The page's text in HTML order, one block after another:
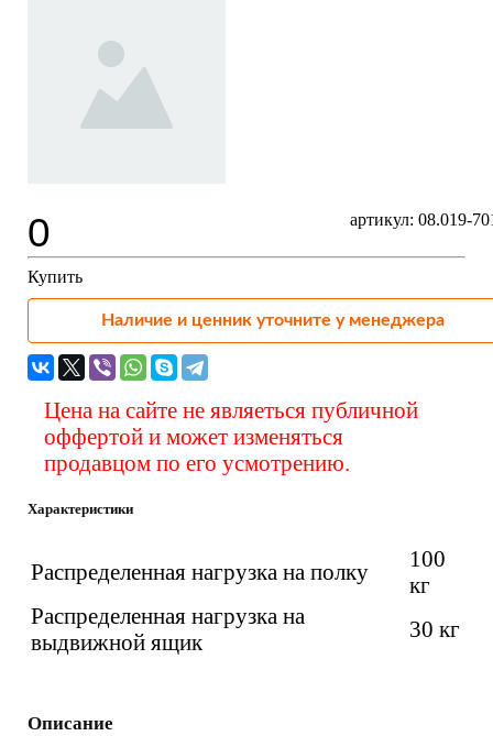
артикул: 08.019-
0
Купить
Наличие и ценник уточните у менеджера
Цена на сайте не являеться публичной
оффертой и может изменяться
продавцом по его усмотрению.
Характеристики
Распределенная нагрузка на полку
100
кг
Распределенная нагрузка на
выдвижной ящик
30 кг
Описание